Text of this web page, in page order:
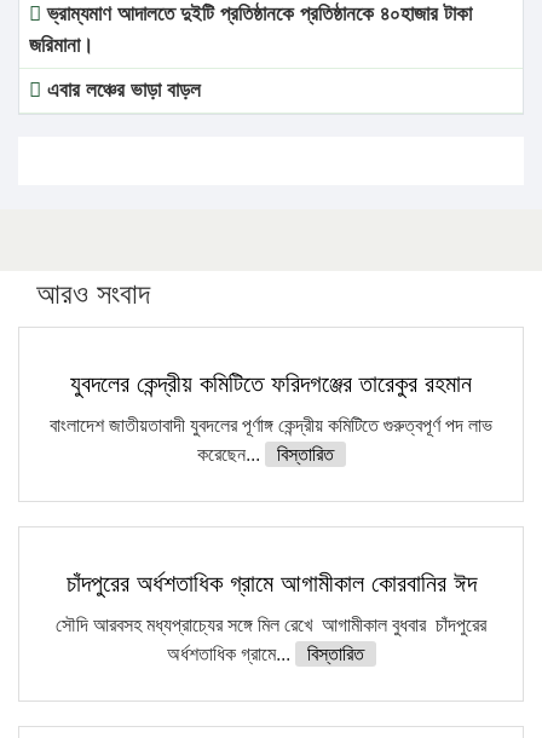
ভ্রাম্যমাণ আদালতে দুইটি প্রতিষ্ঠানকে প্রতিষ্ঠানকে ৪০হাজার টাকা
জরিমানা।
এবার লঞ্চের ভাড়া বাড়ল
সারা দেশে বজ্রাঘাতে ১৪ জনের প্রাণহানি
ফরিদগঞ্জে আগুনে পুড়লো ৬ ব্যবসা প্রতিষ্ঠান
আরও সংবাদ
যুবদলের কেন্দ্রীয় কমিটিতে ফরিদগঞ্জের তারেকুর রহমান
বাংলাদেশ জাতীয়তাবাদী যুবদলের পূর্ণাঙ্গ কেন্দ্রীয় কমিটিতে গুরুত্বপূর্ণ পদ লাভ
করেছেন...
বিস্তারিত
চাঁদপুরের অর্ধশতাধিক গ্রামে আগামীকাল কোরবানির ঈদ
সৌদি আরবসহ মধ্যপ্রাচ্যের সঙ্গে মিল রেখে আগামীকাল বুধবার চাঁদপুরের
অর্ধশতাধিক গ্রামে...
বিস্তারিত